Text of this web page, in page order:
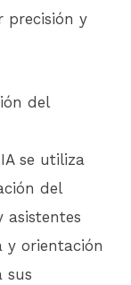
precisión y
del
se utiliza
del
asistentes
y orientación
sus